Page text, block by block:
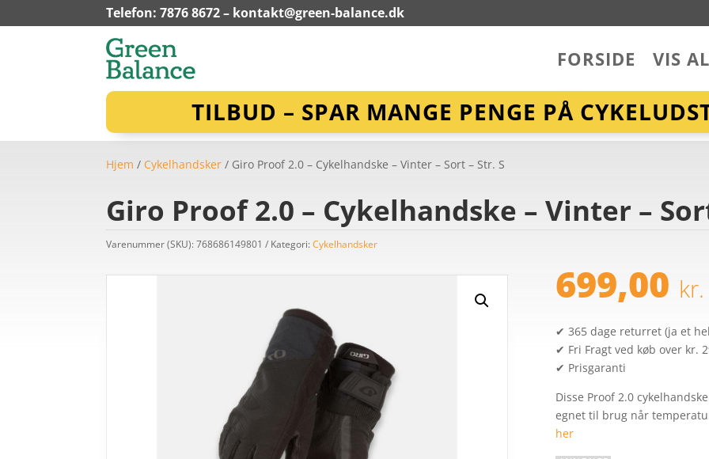
Telefon: 7876 8672 – kontakt@green-balance.dk
FORSIDE VIS
TILBUD – SPAR MANGE PENGE PÅ
Hjem / Cykelhandsker / Giro Proof 2.0 – Cykelhandske – Vinter – Sort – Str. S
Giro Proof 2.0 – Cykelhandske – Vinter –
Varenummer (SKU):768686149801 Kategori:Cykelhandsker
699,00 kr.
✔ 365 dage returret (ja et
✔ Fri Fragt ved køb over kr.
✔ Prisgaranti
Disse Proof 2.0
egnet til brug når
her